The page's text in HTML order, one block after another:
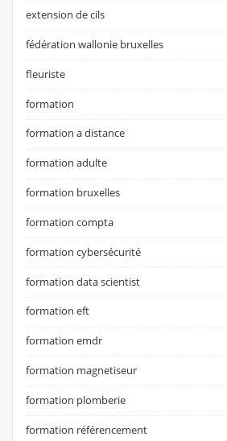
extension de cils
fédération wallonie bruxelles
fleuriste
formation
formation a distance
formation adulte
formation bruxelles
formation compta
formation cybersécurité
formation data scientist
formation eft
formation emdr
formation magnetiseur
formation plomberie
formation référencement